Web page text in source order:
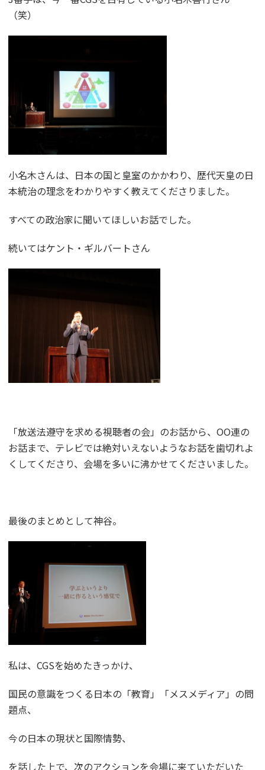
（笑）
小名木さんは、日本の国と皇室のかかわり、歴代天皇の日
本統治の理念をわかりやすく教えてくださりました。
すべての政治家に聞いてほしいお話でした。
続いてはケント・ギルバートさん
「放送法遵守を求める視聴者の会」のお話から、OO連の
お話まで、テレビでは絶対いえないようなお話を歯切れよ
くしてくださり、会場を多いに沸かせてくださいました。
最後のまとめとして神谷。
私は、CGSを始めたきっかけ、
国民の意識をつくる日本の「教育」「メスメディア」の問
題点、
今の日本の現状と国際情勢、
を話した上で、次のアクションを会場に来ていただいた